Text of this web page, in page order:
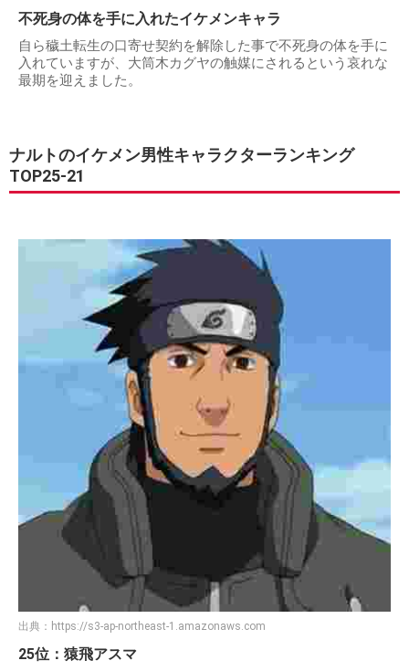
不死身の体を手に入れたイケメンキャラ
自ら穢土転生の口寄せ契約を解除した事で不死身の体を手に
入れていますが、大筒木カグヤの触媒にされるという哀れな
最期を迎えました。
ナルトのイケメン男性キャラクターランキング
TOP25-21
出典： https://s3-ap-northeast-1.amazonaws.com
25位：猿飛アスマ